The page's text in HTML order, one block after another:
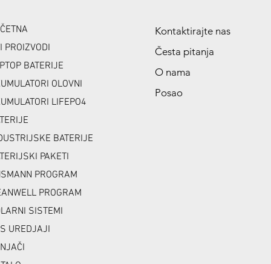
PROIZVODI
BATERIJE
OLOVNI
LIFEPO4
BATERIJE
PAKETI
PROGRAM
PROGRAM
SISTEMI
UREDJAJI
Kontaktirajte nas
Česta pitanja
O nama
Posao